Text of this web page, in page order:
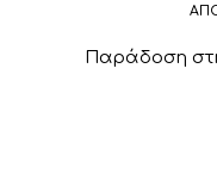
Παράδοση